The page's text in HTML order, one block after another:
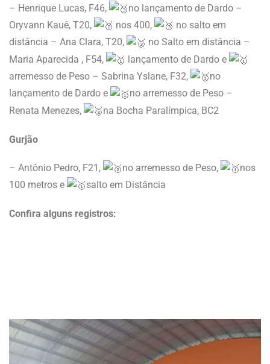
– Henrique Lucas, F46,
no lançamento de Dardo –
Oryvann Kauê, T20,
nos 400,
no salto em
distância – Ana Clara, T20,
no Salto em distância –
Maria Aparecida , F54,
lançamento de Dardo e
arremesso de Peso – Sabrina Yslane, F32,
no
lançamento de Dardo e
no arremesso de Peso –
Renata Menezes,
na Bocha Paralímpica, BC2
Gurjão
– Antônio Pedro, F21, no arremesso de Peso,
nos
100 metros e
salto em Distância
Confira alguns registros: